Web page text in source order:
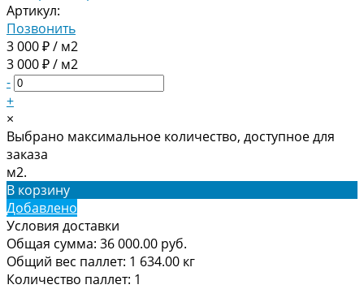
Артикул:
Позвонить
3 000 ₽ / м2
3 000 ₽ / м2
-
+
×
Выбрано максимальное количество, доступное для
заказа
м2.
В корзину
Добавлено
Условия доставки
Общая сумма: 36 000.00 руб.
Общий вес паллет: 1 634.00 кг
Количество паллет: 1